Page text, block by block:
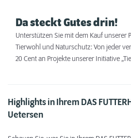
Da steckt Gutes drin!
Unterstützen Sie mit dem Kauf unserer
Tierwohl und Naturschutz: Von jeder
20 Cent an Projekte unserer Initiative
Highlights in Ihrem DAS
Uetersen